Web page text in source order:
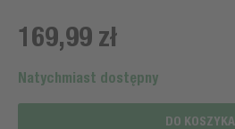
169,99 zł
Natychmiast dostępny
DO KOSZYKA